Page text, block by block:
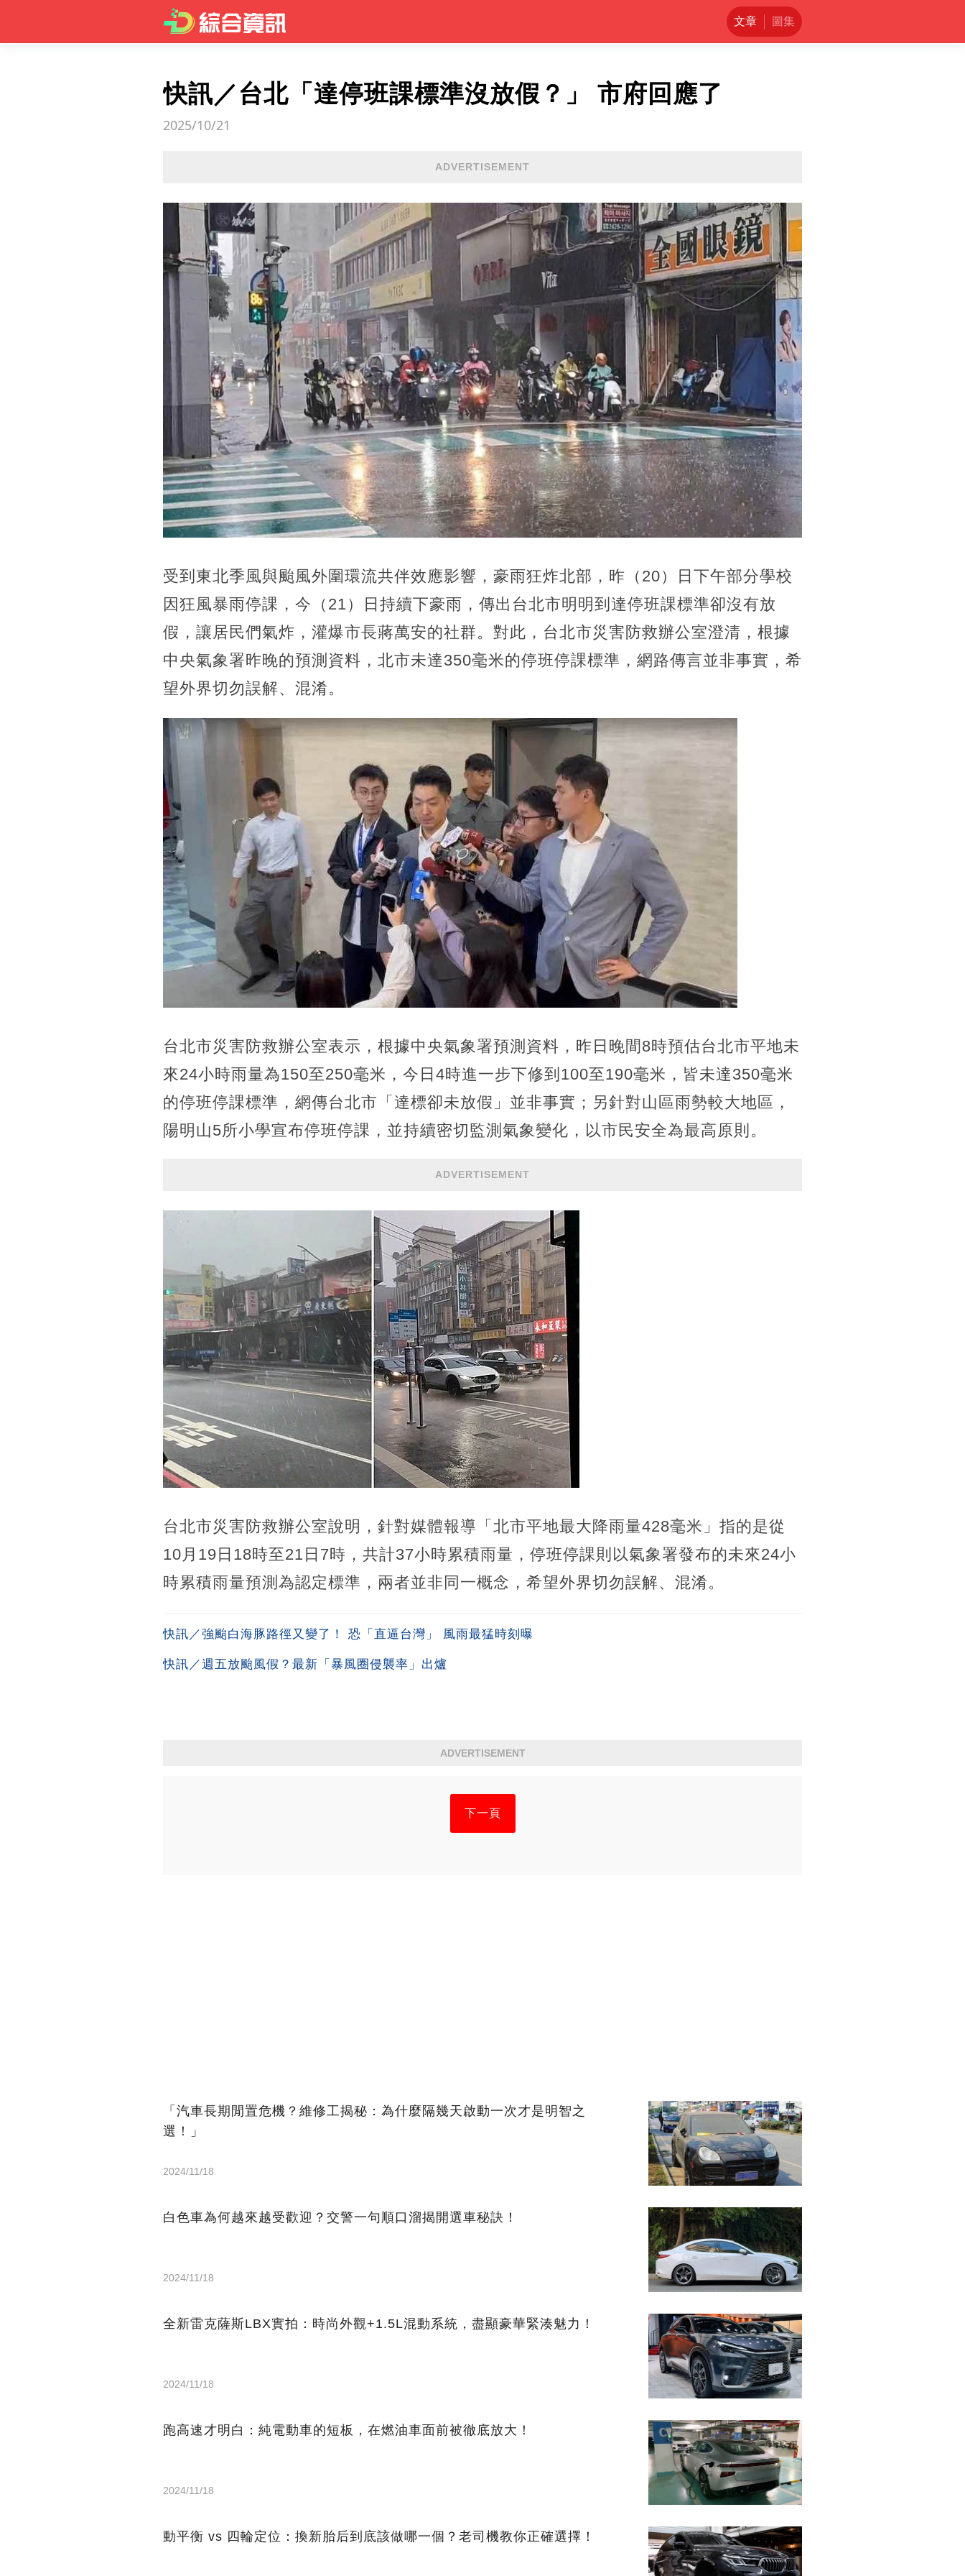
文章 圖集
快訊／台北「達停班課標準沒放假？」 市府回應了
2025/10/21
ADVERTISEMENT
受到東北季風與颱風外圍環流共伴效應影響，豪雨狂炸北部，昨（20）日下午部分學校
因狂風暴雨停課，今（21）日持續下豪雨，傳出台北市明明到達停班課標準卻沒有放
假，讓居民們氣炸，灌爆市長蔣萬安的社群。對此，台北市災害防救辦公室澄清，根據
中央氣象署昨晚的預測資料，北市未達350毫米的停班停課標準，網路傳言並非事實，希
望外界切勿誤解、混淆。
台北市災害防救辦公室表示，根據中央氣象署預測資料，昨日晚間8時預估台北市平地未
來24小時雨量為150至250毫米，今日4時進一步下修到100至190毫米，皆未達350毫米
的停班停課標準，網傳台北市「達標卻未放假」並非事實；另針對山區雨勢較大地區，
陽明山5所小學宣布停班停課，並持續密切監測氣象變化，以市民安全為最高原則。
ADVERTISEMENT
台北市災害防救辦公室說明，針對媒體報導「北市平地最大降雨量428毫米」指的是從
10月19日18時至21日7時，共計37小時累積雨量，停班停課則以氣象署發布的未來24小
時累積雨量預測為認定標準，兩者並非同一概念，希望外界切勿誤解、混淆。
快訊／強颱白海豚路徑又變了！ 恐「直逼台灣」 風雨最猛時刻曝
快訊／週五放颱風假？最新「暴風圈侵襲率」出爐
ADVERTISEMENT
下一頁
「汽車長期閒置危機？維修工揭秘：為什麼隔幾天啟動一次才是明智之
選！」
2024/11/18
白色車為何越來越受歡迎？交警一句順口溜揭開選車秘訣！
2024/11/18
全新雷克薩斯LBX實拍：時尚外觀+1.5L混動系統，盡顯豪華緊湊魅力！
2024/11/18
跑高速才明白：純電動車的短板，在燃油車面前被徹底放大！
2024/11/18
動平衡 vs 四輪定位：換新胎后到底該做哪一個？老司機教你正確選擇！